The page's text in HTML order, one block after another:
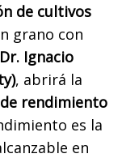
de cultivos
grano con
Dr. Ignacio
, abrirá la
rendimiento
es la
en